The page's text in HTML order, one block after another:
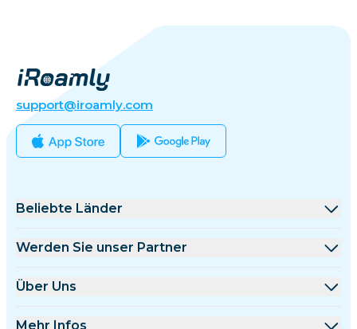
support@iroamly.com
Beliebte Länder
Vereinigte Staaten
Werden Sie unser Partner
Großhandelsplattform
Über Uns
Über iRoamly
Mehr Infos